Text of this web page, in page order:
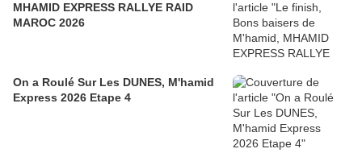
MHAMID EXPRESS RALLYE RAID
MAROC 2026
On a Roulé Sur Les DUNES, M'hamid
Express 2026 Etape 4